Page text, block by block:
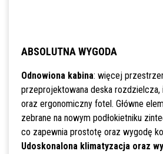
ABSOLUTNA WYGODA
Odnowiona kabina: więcej
przeprojektowana deska rozdzielcza,
oraz ergonomiczny fotel. Główne
zebrane na nowym podłokietniku
co zapewnia prostotę oraz wygodę
Udoskonalona klimatyzacja oraz